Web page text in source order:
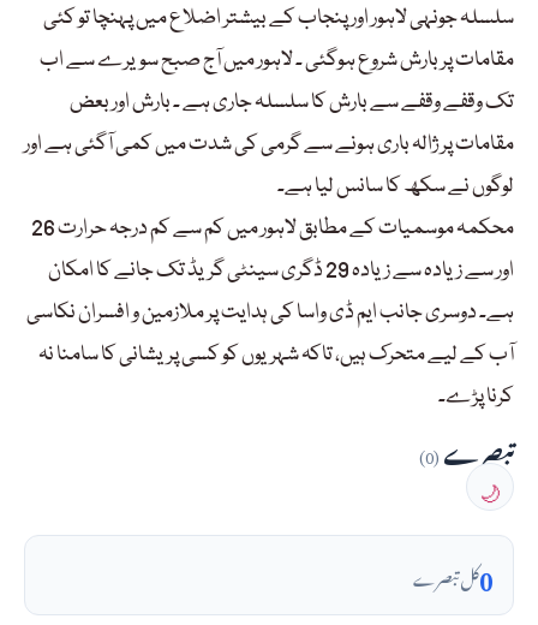
سلسلہ جونہی لاہور اور پنجاب کے بیشتر اضلاع میں پہنچا تو کئی
مقامات پر بارش شروع ہوگئی ۔ لاہور میں آج صبح سویرے سے اب
تک وقفے وقفے سے بارش کا سلسلہ جاری ہے ۔ بارش اور بعض
مقامات پر ژالہ باری ہونے سے گرمی کی شدت میں کمی آگئی ہے اور
لوگوں نے سکھ کا سانس لیا ہے۔
محکمہ موسمیات کے مطابق لاہور میں کم سے کم درجہ حرارت 26
اور سے زیادہ سے زیادہ 29 ڈگری سینٹی گریڈ تک جانے کا امکان
ہے۔ دوسری جانب ایم ڈی واسا کی ہدایت پر ملازمین و افسران نکاسی
آب کے لیے متحرک ہیں، تاکہ شہریوں کو کسی پریشانی کا سامنا نہ
کرنا پڑے۔
تبصرے(0)
🌙
0کل تبصرے